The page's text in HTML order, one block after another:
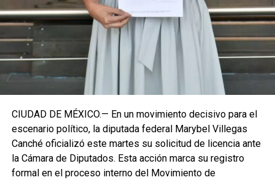
establecidos, manteniendo la continuidad de la
representación parlamentaria del estado.
Fuente: 5to Poder Agencia de Noticias
CIUDAD DE MÉXICO.— En un movimiento decisivo para el
escenario político, la diputada federal Marybel Villegas
Canché oficializó este martes su solicitud de licencia ante
la Cámara de Diputados. Esta acción marca su registro
formal en el proceso interno del Movimiento de